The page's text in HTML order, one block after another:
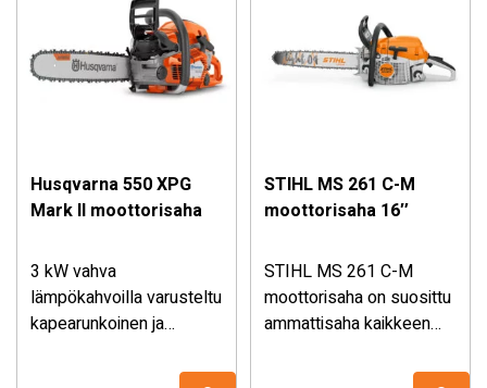
Husqvarna 550 XPG
Mark II moottorisaha
3 kW vahva
lämpökahvoilla varusteltu
kapearunkoinen ja
STIHL MS 261 C-M
moottorisaha 16″
STIHL MS 261 C-M
moottorisaha on suosittu
ammattisaha kaikkeen